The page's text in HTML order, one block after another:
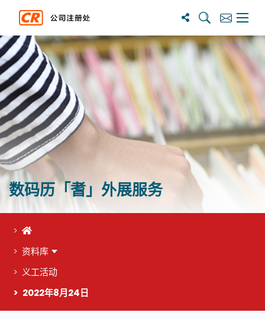
搜尋 訂閱主選
数码历「耆」外展服务
首页
资料库
义工活动
2022年8月24日